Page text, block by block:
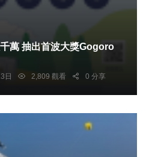
萬 抽出首波大獎Gogoro
日 2,809 觀看 0 分享